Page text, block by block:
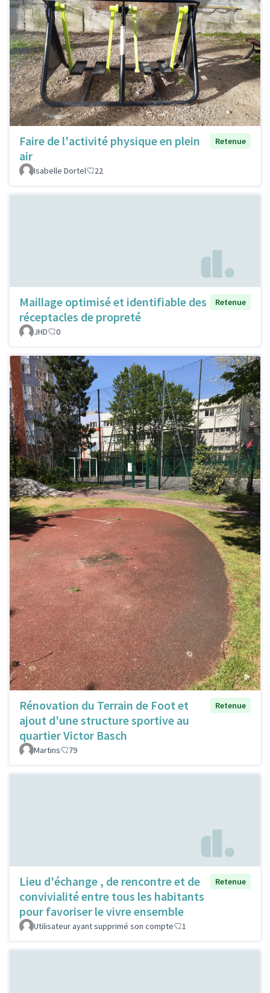
Faire de l'activité physique en plein
air
Retenue
Isabelle Dortel 22
Maillage optimisé et identifiable des
réceptacles de propreté
Retenue
JHD 0
Rénovation du Terrain de Foot et
ajout d'une structure sportive au
quartier Victor Basch
Retenue
Martins 79
Lieu d'échange , de rencontre et de
convivialité entre tous les habitants
pour favoriser le vivre ensemble
Retenue
Utilisateur ayant supprimé son compte 1